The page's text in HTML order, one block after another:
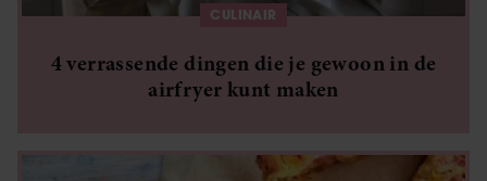
CULINAIR
4 verrassende dingen die je gewoon in de
airfryer kunt maken